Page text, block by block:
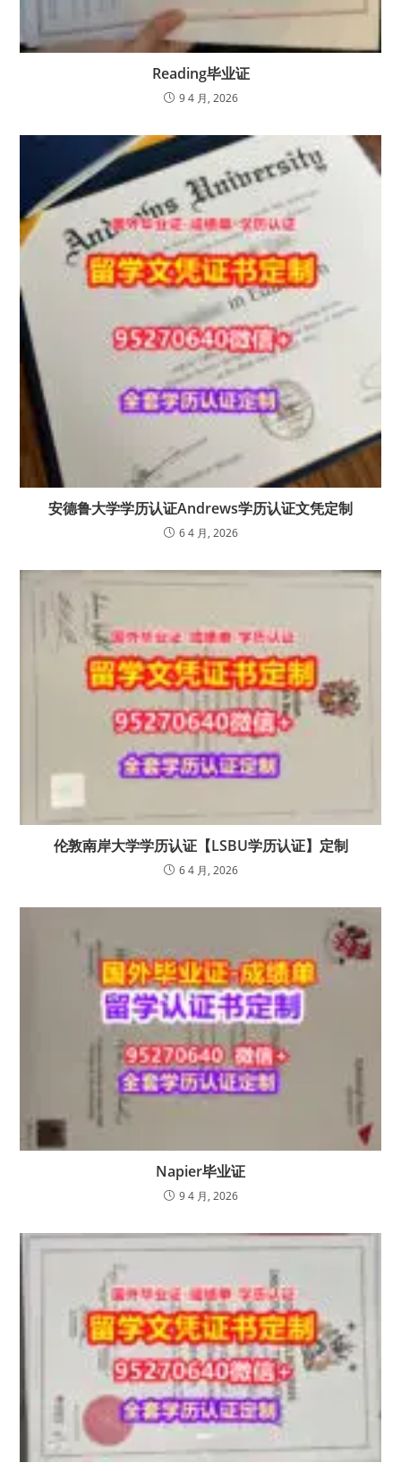
Reading毕业证
9 4 月, 2026
安德鲁大学学历认证Andrews学历认证文凭定制
6 4 月, 2026
伦敦南岸大学学历认证【LSBU学历认证】定制
6 4 月, 2026
Napier毕业证
9 4 月, 2026